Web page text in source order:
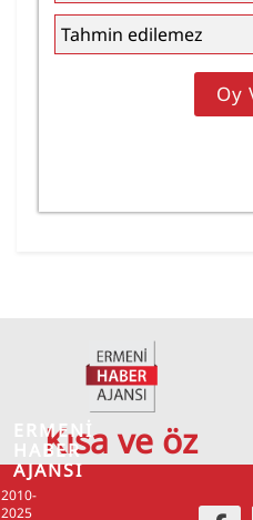
Tahmin edilemez
Kısa ve öz
2010-
2025
ERMENİ
HABER
AJANSI